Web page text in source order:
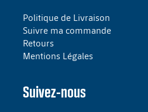
Politique de Livraison
Suivre ma commande
Retours
Mentions Légales
Suivez-nous